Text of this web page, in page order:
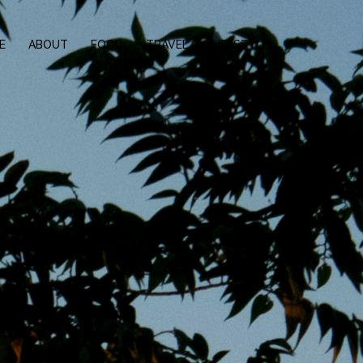
ABOUT FOOD TRAVEL LIFESTYLE